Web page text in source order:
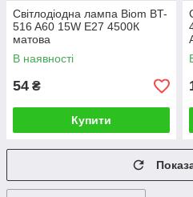
Світлодіодна лампа Biom BT-
516 A60 15W E27 4500К
матова
В наявності
54 ₴
Купити